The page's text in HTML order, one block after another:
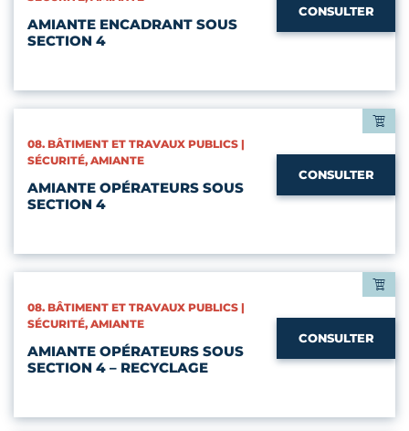
AMIANTE ENCADRANT SOUS
SECTION 4
CONSULTER
CATÉGORIES :
08. BÂTIMENT ET TRAVAUX PUBLICS |
SÉCURITÉ, AMIANTE
AMIANTE OPÉRATEURS SOUS
SECTION 4
CONSULTER
CATÉGORIES :
08. BÂTIMENT ET TRAVAUX PUBLICS |
SÉCURITÉ, AMIANTE
AMIANTE OPÉRATEURS SOUS
SECTION 4 – RECYCLAGE
CONSULTER